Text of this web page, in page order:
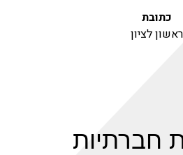
חברתיות
כתובת
ראשון לציון